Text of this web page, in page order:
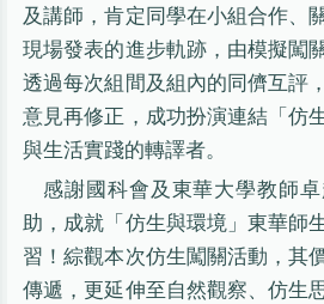
及講師，肯定同學在小組合作、
現場發表的進步軌跡，由模擬闖
透過每次組間及組內的同儕互評
意見再修正，成功扮演連結「仿
與生活實踐的轉譯者。
感謝國科會及東華大學教師
助，成就「仿生與環境」東華師
習！綜觀本次仿生闖關活動，其
傳遞，更延伸至自然觀察、仿生